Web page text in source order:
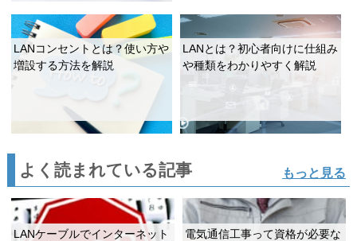
LANコンセントとは？使い方や
増設する方法を解説
LANとは？初心者向けに仕組み
や種類をわかりやすく解説
よく読まれている記事 もっと見る
LANケーブルでインターネット
電気通信工事って資格が必要な